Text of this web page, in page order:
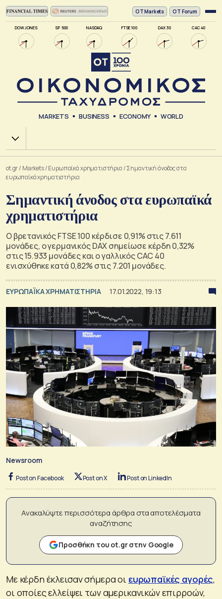
DOW JONES SP 500 NASDAQ FTSE 100 DAX 30 CAC 40
ΟΤ Markets OT Forum
MARKETS BUSINESS ECONOMY WORLD
Χ.Α.
ot.gr/ Markets/Ευρωπαϊκά χρηματιστήρια /Σημαντική άνοδος στα
ευρωπαϊκά χρηματιστήρια
Σημαντική άνοδος στα ευρωπαϊκά
χρηματιστήρια
Ο βρετανικός FTSE 100 κέρδισε 0,91% στις 7.611
μονάδες, ο γερμανικός DAX σημείωσε κέρδη 0,32%
στις 15.933 μονάδες και ο γαλλικός CAC 40
ενισχύθηκε κατά 0,82% στις 7.201 μονάδες.
ΕΥΡΩΠΑΪΚΑ ΧΡΗΜΑΤΙΣΤΗΡΙΑ 17.01.2022, 19:13
Newsroom
Post on Facebook Post on X Post on LinkedIn
Ανακαλύψτε περισσότερα άρθρα στα αποτελέσματα
αναζήτησης
Προσθήκη του ot.gr στην Google
Με κέρδη έκλεισαν σήμερα οι ευρωπαϊκές αγορές,
οι οποίες ελλείψει των αμερικανικών επιρροών,